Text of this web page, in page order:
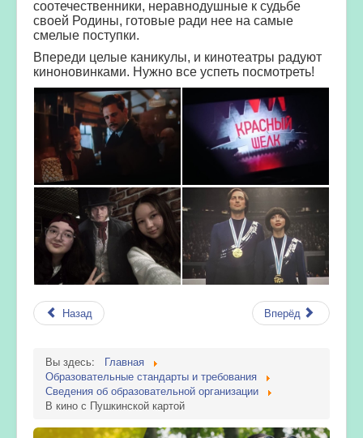
соотечественники, неравнодушные к судьбе
своей Родины, готовые ради нее на самые
смелые поступки.
Впереди целые каникулы, и кинотеатры радуют
киноновинками. Нужно все успеть посмотреть!
Назад Вперёд
Вы здесь:
Главная
Образовательные стандарты и требования
Сведения об образовательной организации
В кино с Пушкинской картой